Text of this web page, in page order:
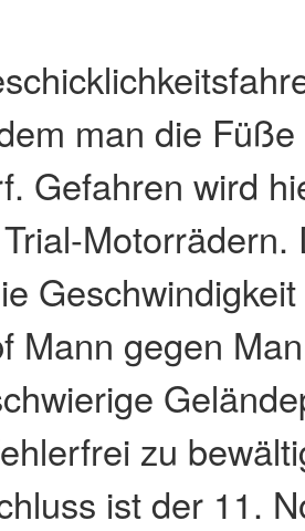
man die
Gefahren wird
Motorrädern.
Mann gegen
zu
ist der 11.